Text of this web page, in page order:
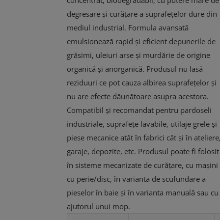
degresare și curățare a suprafețelor dure din
mediul industrial. Formula avansată
emulsionează rapid și eficient depunerile de
grăsimi, uleiuri arse și murdărie de origine
organică și anorganică. Produsul nu lasă
reziduuri ce pot cauza albirea suprafețelor și
nu are efecte dăunătoare asupra acestora.
Compatibil și recomandat pentru pardoseli
industriale, suprafețe lavabile, utilaje grele și
piese mecanice atât în fabrici cât și în
garaje, depozite, etc. Produsul poate fi folosit
în sisteme mecanizate de curățare, cu mașini
cu perie/disc, în varianta de scufundare a
pieselor în baie și în varianta manuală sau cu
ajutorul unui mop.